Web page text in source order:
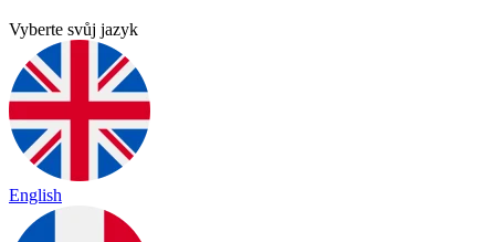
Vyberte svůj jazyk
English